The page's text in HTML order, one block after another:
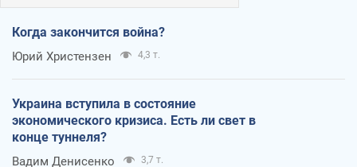
Когда закончится война?
Юрий Христензен 4,3 т.
Украина вступила в состояние
экономического кризиса. Есть ли свет в
конце туннеля?
Вадим Денисенко 3,7 т.